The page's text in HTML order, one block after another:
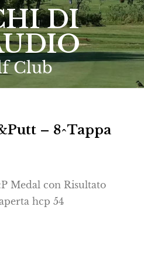
DI
Club
– 8^Tappa
Medal con Risultato
hcp 54